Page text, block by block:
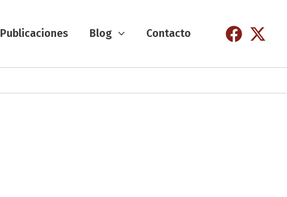
Publicaciones Blog Contacto